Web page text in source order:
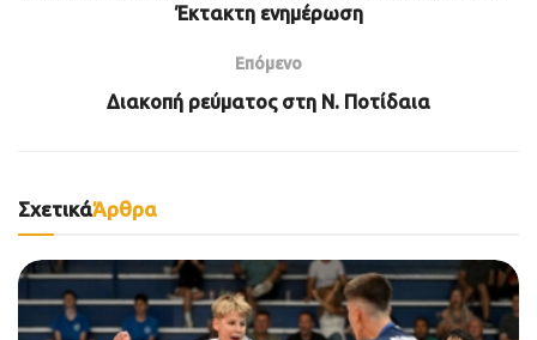
Έκτακτη ενημέρωση
Επόμενο
Διακοπή ρεύματος στη Ν. Ποτίδαια
ΣχετικάΆρθρα